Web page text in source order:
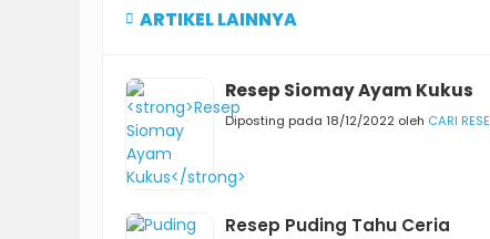
ARTIKEL LAINNYA
Resep Siomay Ayam Kukus
Diposting pada 18/12/2022 oleh CARI
Resep Puding Tahu Ceria